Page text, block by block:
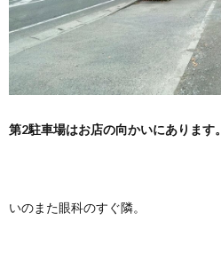
第2駐車場はお店の向かいにあります。
いのまた眼科のすぐ隣。